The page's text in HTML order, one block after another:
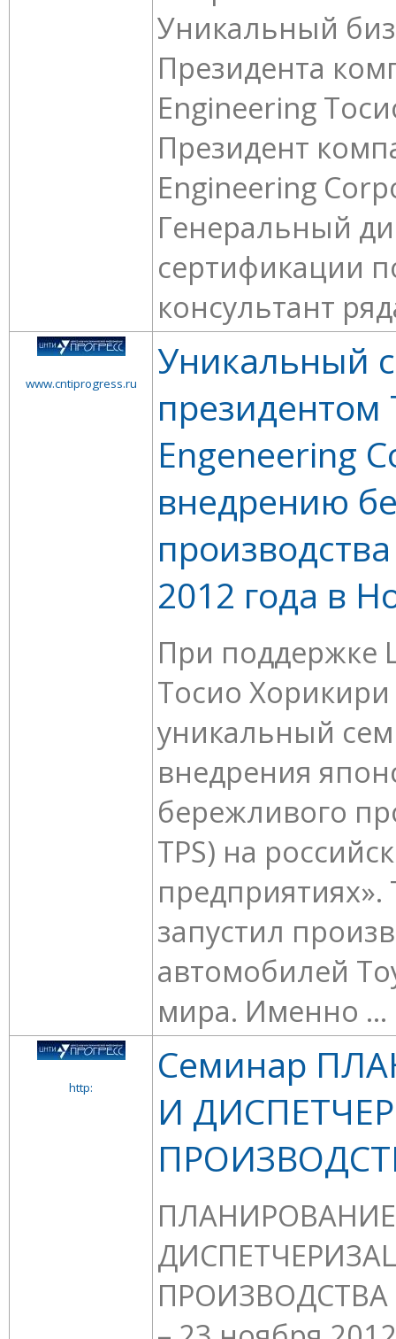
Уникальный
Президента
Engineering
Президент
Engineering
Генеральный
сертификации
консультант
www.cntiprogress.ru
Уникальный
президентом
Engeneering
внедрению
2012 года в
При поддержке
Тосио
уникальный
внедрения
бережливого
TPS) на
запустил
автомобилей
мира. Именно ...
http:
Семинар
И
ПРОИЗВОДСТВА